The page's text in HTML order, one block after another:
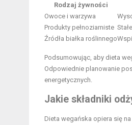
Rodzaj żywności
Owoce i warzywa
Produkty pełnoziarniste
Źródła białka roślinnego
Podsumowując, aby dieta
Odpowiednie planowanie
energetycznych.
Jakie składniki
Dieta wegańska opiera się